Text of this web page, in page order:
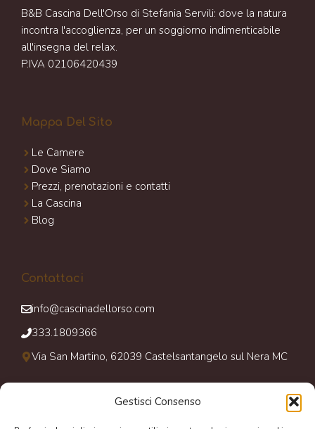
Gestisci Consenso
B&B Cascina Dell'Orso di Stefania Servili: dove la natura
incontra l'accoglienza, per un soggiorno indimenticabile
all'insegna del relax.
P.IVA 02106420439
Mappa Del Sito
Le Camere
Dove Siamo
Prezzi, prenotazioni e contatti
La Cascina
Blog
Contattaci
info@cascinadellorso.com
333.1809366
Via San Martino, 62039 Castelsantangelo sul Nera MC